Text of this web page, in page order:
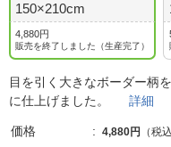
150×210cm
4,880円
販売を終了しました（生産完了）
目を引く大きなボーダー柄
に仕上げました。 詳細
価格 4,880円 （税